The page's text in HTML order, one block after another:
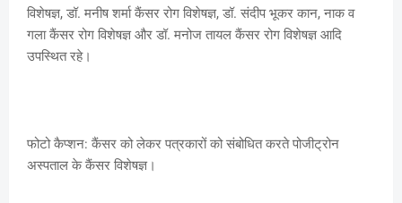
विशेषज्ञ, डॉ. मनीष शर्मा कैंसर रोग विशेषज्ञ, डॉ. संदीप भूकर कान, नाक व
गला कैंसर रोग विशेषज्ञ और डॉ. मनोज तायल कैंसर रोग विशेषज्ञ आदि
उपस्थित रहे।
फोटो कैप्शन: कैंसर को लेकर पत्रकारों को संबोधित करते पोजीट्रोन
अस्पताल के कैंसर विशेषज्ञ।